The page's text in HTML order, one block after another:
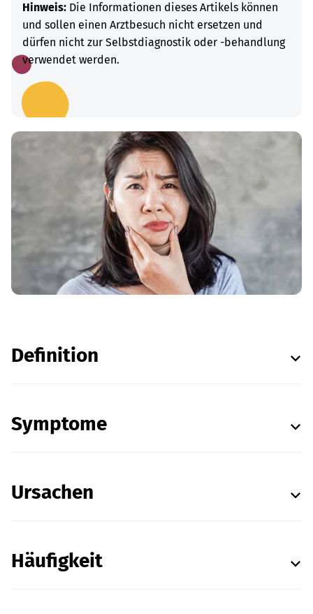
Hinweis: Die Informationen dieses Artikels können
und sollen einen Arztbesuch nicht ersetzen und
dürfen nicht zur Selbstdiagnostik oder -behandlung
verwendet werden.
Definition
Symptome
Ursachen
Häufigkeit